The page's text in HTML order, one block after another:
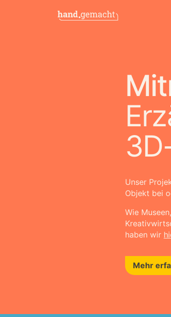
Unser
Objekt bei
Wie
haben wir
Mehr